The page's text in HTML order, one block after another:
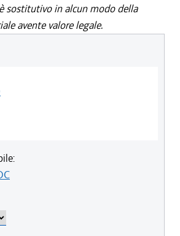
sostitutivo in alcun modo della
avente valore legale.